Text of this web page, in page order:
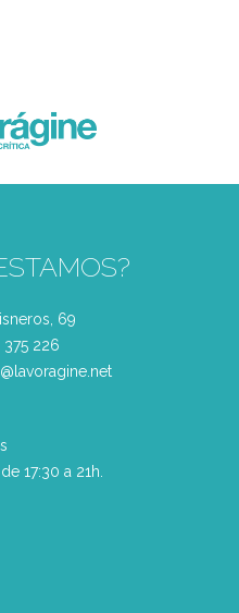
69
375 226‬
17:30 a 21h.